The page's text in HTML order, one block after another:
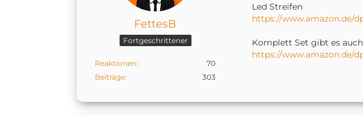
FettesB
Fortgeschrittener
Reaktionen
70
Beiträge
303
Led Streifen
https://www.amazon.de/
Komplett Set gibt es auch
https://www.amazon.de/